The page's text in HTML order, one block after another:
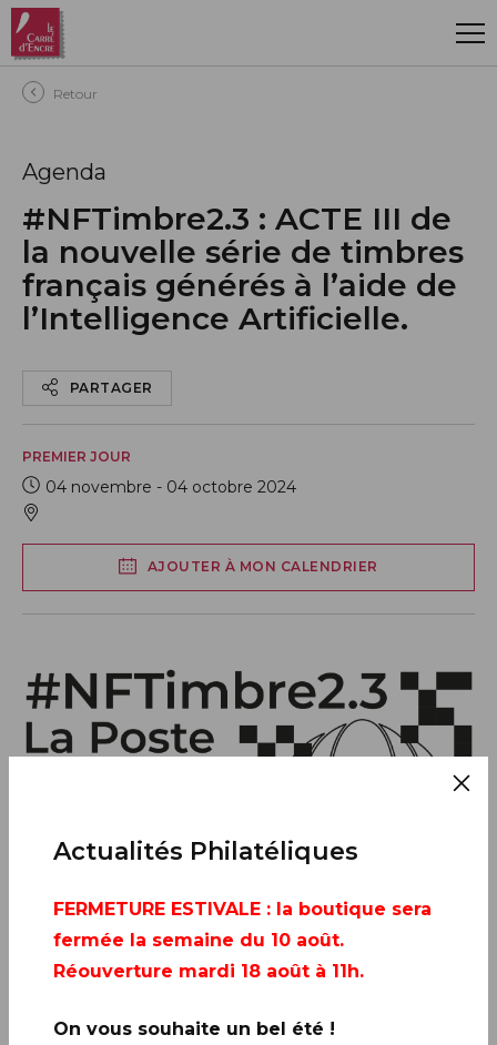
Aller au contenu principal
Retour
Agenda
#NFTimbre2.3 : ACTE III de
la nouvelle série de timbres
français générés à l’aide de
l’Intelligence Artificielle.
PARTAGER
PREMIER JOUR
04 novembre - 04 octobre 2024
AJOUTER À MON CALENDRIER
Actualités Philatéliques
FERMETURE ESTIVALE : la boutique sera
fermée la semaine du 10 août.
Réouverture mardi 18 août à 11h.
On vous souhaite un bel été !